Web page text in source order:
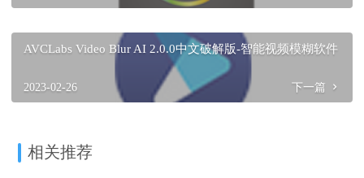
AVCLabs Video Blur AI 2.0.0中文破解版-智能视频模糊软件
2023-02-26 下一篇
相关推荐